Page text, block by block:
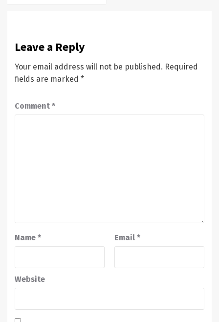
Leave a Reply
Your email address will not be published. Required
fields are marked *
Comment *
Name * Email *
Website